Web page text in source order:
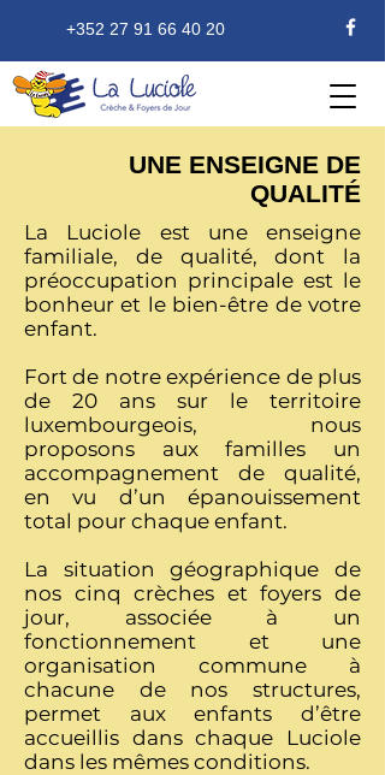
+352 27 91 66 40 20
UNE ENSEIGNE DE
QUALITÉ
La Luciole est une enseigne
familiale, de qualité, dont la
préoccupation principale est le
bonheur et le bien-être de votre
enfant.
Fort de notre expérience de plus
de 20 ans sur le territoire
luxembourgeois, nous
proposons aux familles un
accompagnement de qualité,
en vu d’un épanouissement
total pour chaque enfant.
La situation géographique de
nos cinq crèches et foyers de
jour, associée à un
fonctionnement et une
organisation commune à
chacune de nos structures,
permet aux enfants d’être
accueillis dans chaque Luciole
dans les mêmes conditions.